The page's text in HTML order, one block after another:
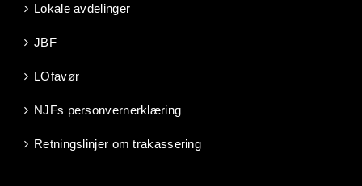
Lokale avdelinger
JBF
LOfavør
NJFs personvernerklæring
Retningslinjer om trakassering